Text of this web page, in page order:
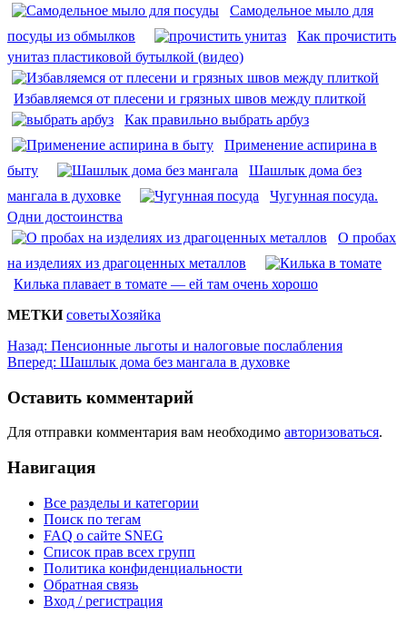
Самодельное мыло для
посуды из обмылков
Как прочистить
унитаз пластиковой бутылкой (видео)
Избавляемся от плесени и грязных швов между плиткой
Как правильно выбрать арбуз
Применение аспирина в
быту
Шашлык дома без
мангала в духовке
Чугунная посуда.
Одни достоинства
О пробах
на изделиях из драгоценных металлов
Килька плавает в томате — ей там очень хорошо
МЕТКИсоветыХозяйка
Назад: Пенсионные льготы и налоговые послабления
Вперед: Шашлык дома без мангала в духовке
Оставить комментарий
Для отправки комментария вам необходимо авторизоваться.
Навигация
Все разделы и категории
Поиск по тегам
FAQ о сайте SNEG
Список прав всех групп
Политика конфиденциальности
Обратная связь
Вход / регистрация